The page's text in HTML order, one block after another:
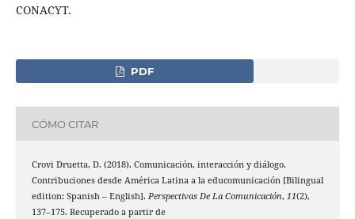
CONACYT.
PDF
CÓMO CITAR
Crovi Druetta, D. (2018). Comunicación, interacción y diálogo.
Contribuciones desde América Latina a la educomunicación [Bilingual
edition: Spanish – English]. Perspectivas De La Comunicación, 11(2),
137–175. Recuperado a partir de